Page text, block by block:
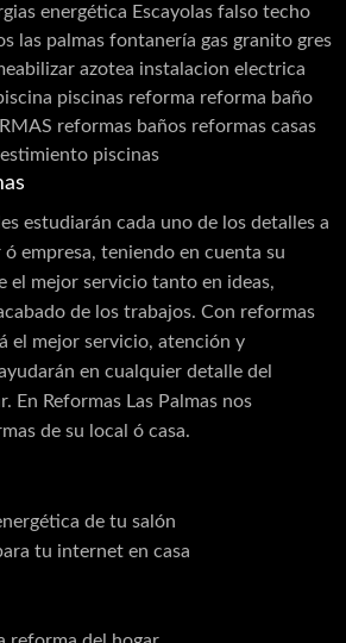
y Exterior
energética Escayolas falso techo
las palmas fontanería gas granito gres
azotea instalacion electrica
piscinas reforma reforma baño
reformas baños reformas casas
piscinas
estudiarán cada uno de los detalles a
empresa, teniendo en cuenta su
el mejor servicio tanto en ideas,
de los trabajos. Con reformas
el mejor servicio, atención y
en cualquier detalle del
En Reformas Las Palmas nos
de su local ó casa.
de tu salón
tu internet en casa